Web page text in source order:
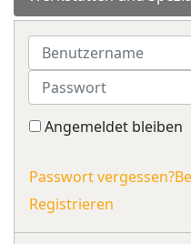
Benutzername
Passwort
Angemeldet bleiben
Passwort vergessen?
Registrieren